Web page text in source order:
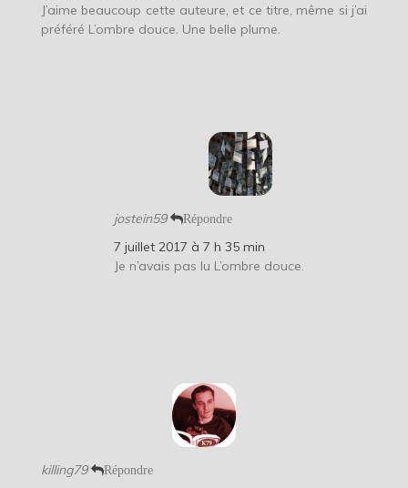
J’aime beaucoup cette auteure, et ce titre, même si j’ai
préféré L’ombre douce. Une belle plume.
jostein59 Répondre
7 juillet 2017 à 7 h 35 min
Je n’avais pas lu L’ombre douce.
killing79 Répondre